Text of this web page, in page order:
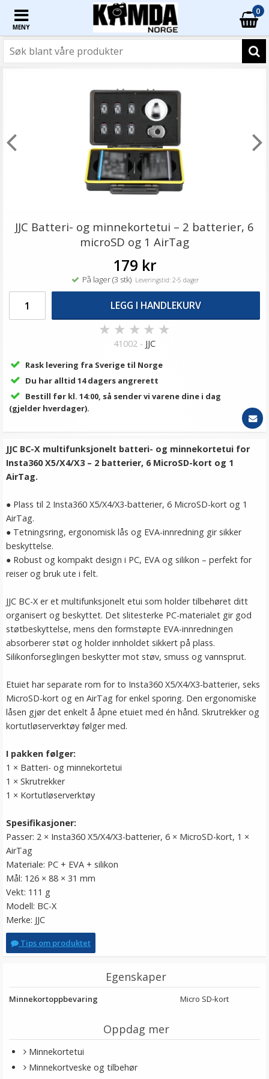
MENY
0
JJC Batteri- og minnekortetui – 2 batterier, 6
microSD og 1 AirTag
179 kr
På lager (3 stk)Leveringstid: 2-5 dager
LEGG I HANDLEKURV
★ ★ ★ ★ ★
41002 - JJC
Rask levering fra Sverige til Norge
Du har alltid 14 dagers angrerett
Bestill før kl. 14:00, så sender vi varene dine i dag
(gjelder hverdager).
JJC BC-X multifunksjonelt batteri- og minnekortetui for
Insta360 X5/X4/X3 – 2 batterier, 6 MicroSD-kort og 1
AirTag.
● Plass til 2 Insta360 X5/X4/X3-batterier, 6 MicroSD-kort og 1
AirTag.
● Tetningsring, ergonomisk lås og EVA-innredning gir sikker
beskyttelse.
● Robust og kompakt design i PC, EVA og silikon – perfekt for
reiser og bruk ute i felt.
JJC BC-X er et multifunksjonelt etui som holder tilbehøret ditt
organisert og beskyttet. Det slitesterke PC-materialet gir god
støtbeskyttelse, mens den formstøpte EVA-innredningen
absorberer støt og holder innholdet sikkert på plass.
Silikonforseglingen beskytter mot støv, smuss og vannsprut.
Etuiet har separate rom for to Insta360 X5/X4/X3-batterier, seks
MicroSD-kort og en AirTag for enkel sporing. Den ergonomiske
låsen gjør det enkelt å åpne etuiet med én hånd. Skrutrekker og
kortutløserverktøy følger med.
I pakken følger:
1 × Batteri- og minnekortetui
1 × Skrutrekker
1 × Kortutløserverktøy
Spesifikasjoner:
Passer: 2 × Insta360 X5/X4/X3-batterier, 6 × MicroSD-kort, 1 ×
AirTag
Materiale: PC + EVA + silikon
Mål: 126 × 88 × 31 mm
Vekt: 111 g
Modell: BC-X
Merke: JJC
Tips om produktet
Egenskaper
Minnekortoppbevaring Micro SD-kort
Oppdag mer
Minnekortetui
Minnekortveske og tilbehør